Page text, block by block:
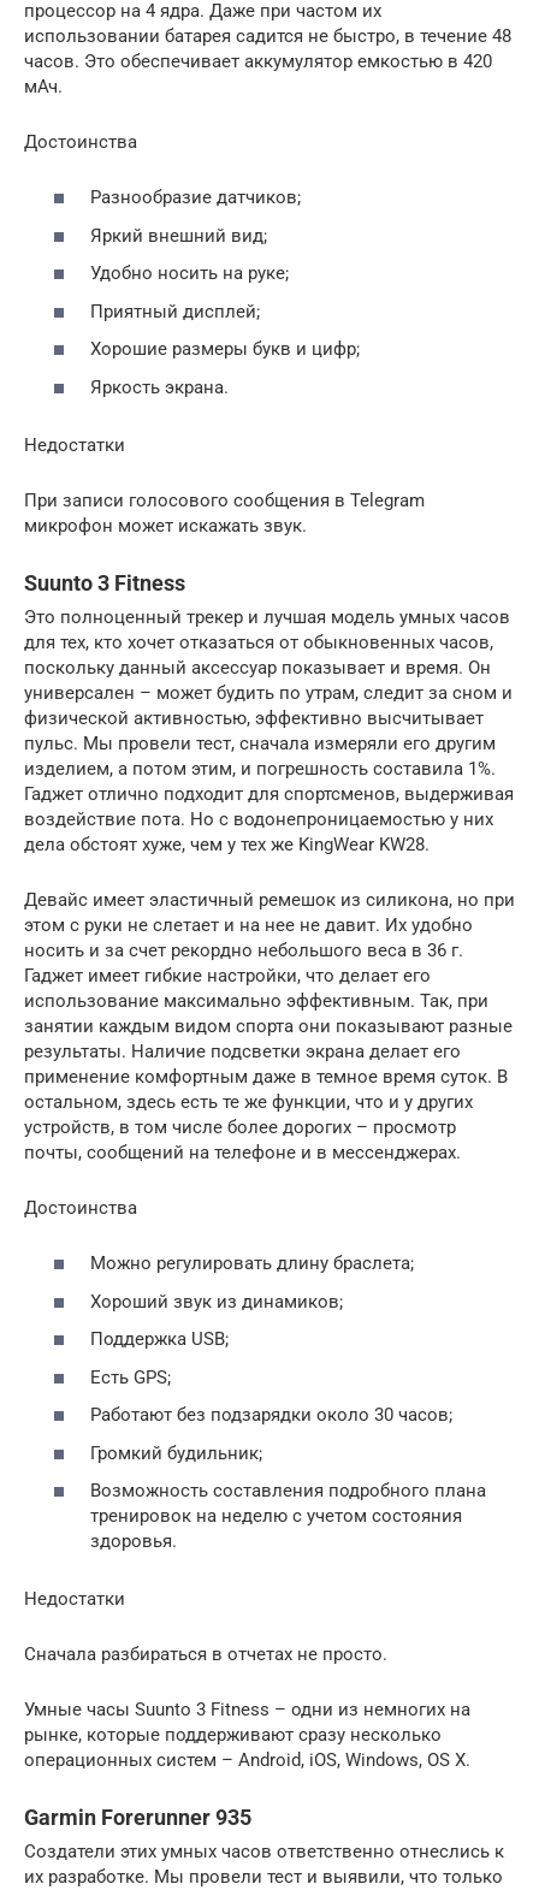
процессор на 4 ядра. Даже при частом их
использовании батарея садится не быстро, в течение 48
часов. Это обеспечивает аккумулятор емкостью в 420
мАч.
Достоинства
Разнообразие датчиков;
Яркий внешний вид;
Удобно носить на руке;
Приятный дисплей;
Хорошие размеры букв и цифр;
Яркость экрана.
Недостатки
При записи голосового сообщения в Telegram
микрофон может искажать звук.
Suunto 3 Fitness
Это полноценный трекер и лучшая модель умных часов
для тех, кто хочет отказаться от обыкновенных часов,
поскольку данный аксессуар показывает и время. Он
универсален – может будить по утрам, следит за сном и
физической активностью, эффективно высчитывает
пульс. Мы провели тест, сначала измеряли его другим
изделием, а потом этим, и погрешность составила 1%.
Гаджет отлично подходит для спортсменов, выдерживая
воздействие пота. Но с водонепроницаемостью у них
дела обстоят хуже, чем у тех же KingWear KW28.
Девайс имеет эластичный ремешок из силикона, но при
этом с руки не слетает и на нее не давит. Их удобно
носить и за счет рекордно небольшого веса в 36 г.
Гаджет имеет гибкие настройки, что делает его
использование максимально эффективным. Так, при
занятии каждым видом спорта они показывают разные
результаты. Наличие подсветки экрана делает его
применение комфортным даже в темное время суток. В
остальном, здесь есть те же функции, что и у других
устройств, в том числе более дорогих – просмотр
почты, сообщений на телефоне и в мессенджерах.
Достоинства
Можно регулировать длину браслета;
Хороший звук из динамиков;
Поддержка USB;
Есть GPS;
Работают без подзарядки около 30 часов;
Громкий будильник;
Возможность составления подробного плана
тренировок на неделю с учетом состояния
здоровья.
Недостатки
Сначала разбираться в отчетах не просто.
Умные часы Suunto 3 Fitness – одни из немногих на
рынке, которые поддерживают сразу несколько
операционных систем – Android, iOS, Windows, OS X.
Garmin Forerunner 935
Создатели этих умных часов ответственно отнеслись к
их разработке. Мы провели тест и выявили, что только